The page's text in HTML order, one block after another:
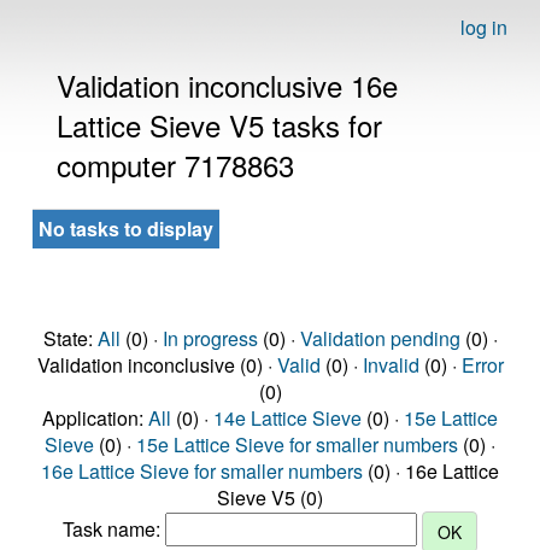
log in
Validation inconclusive 16e
Lattice Sieve V5 tasks for
computer 7178863
No tasks to display
State: All (0) · In progress(0) · Validation pending (0) ·
Validation inconclusive (0) · Valid (0) · Invalid (0) · Error
(0)
Application: All (0) · 14e Lattice Sieve (0) · 15e Lattice
Sieve (0) · 15e Lattice Sieve for smaller numbers (0) ·
16e Lattice Sieve for smaller numbers (0) · 16e Lattice
Sieve V5 (0)
Task name: